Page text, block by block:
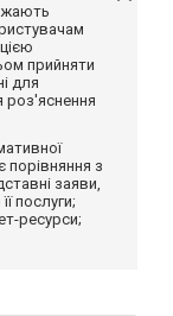
прийняти
для
роз'яснення
порівняння з
заяви,
послуги;
ресурси;